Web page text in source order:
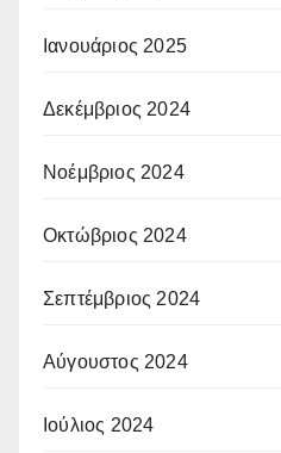
Ιανουάριος 2025
Δεκέμβριος 2024
Νοέμβριος 2024
Οκτώβριος 2024
Σεπτέμβριος 2024
Αύγουστος 2024
Ιούλιος 2024